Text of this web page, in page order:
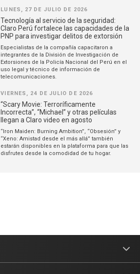
LUNES, 27 DE JULIO DE 2026
Tecnología al servicio de la seguridad:
Claro Perú fortalece las capacidades de la
PNP para investigar delitos de extorsión
Especialistas de la compañía capacitaron a
integrantes de la División de Investigación de
Extorsiones de la Policía Nacional del Perú en el
uso legal y técnico de información de
telecomunicaciones.
VIERNES, 24 DE JULIO DE 2026
“Scary Movie: Terroríficamente
Incorrecta”, “Michael” y otras películas
llegan a Claro video en agosto
“Iron Maiden: Burning Ambition”, “Obsesión” y
“Xeno: Amistad desde el más allá” también
estarán disponibles en la plataforma para que las
disfrutes desde la comodidad de tu hogar.